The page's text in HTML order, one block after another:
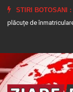
STIRI BOTOSANI :
înmatriculare reținute